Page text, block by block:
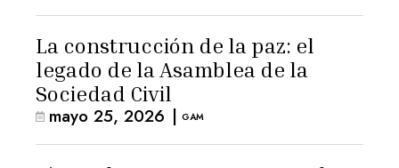
La construcción de la paz: el
legado de la Asamblea de la
Sociedad Civil
mayo 25, 2026 | GAM